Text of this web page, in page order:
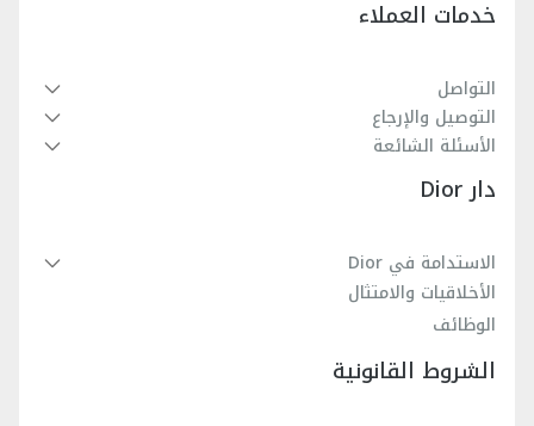
خدمات العملاء
التواصل
التوصيل والإرجاع
الأسئلة الشائعة
دار Dior
الاستدامة في Dior
الأخلاقيات والامتثال
الوظائف
الشروط القانونية